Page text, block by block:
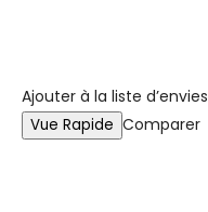
Ajouter à la liste d’envies
Vue Rapide Comparer